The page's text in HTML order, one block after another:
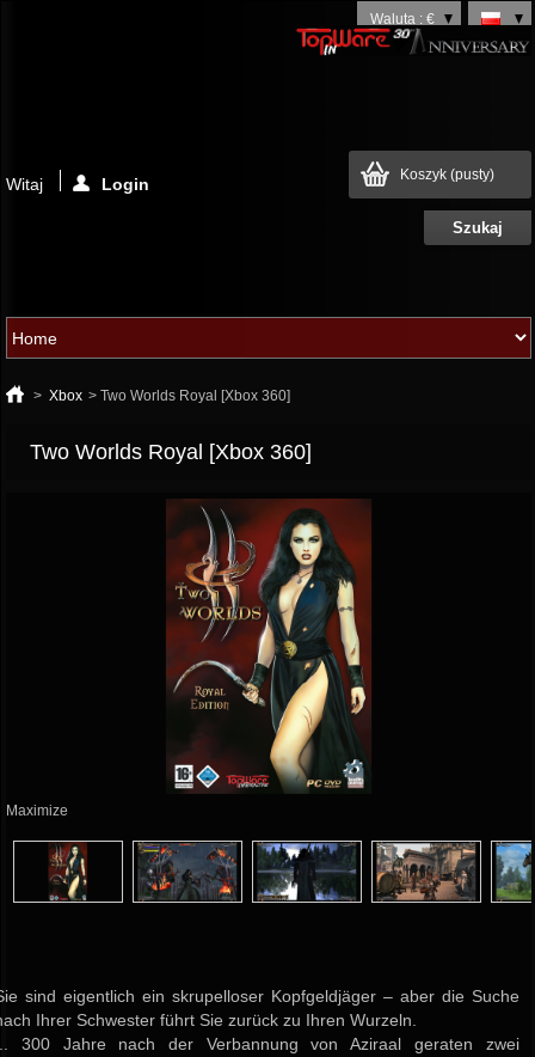
Waluta : €
Koszyk (pusty)
Witaj Login
> Xbox > Two Worlds Royal [Xbox 360]
Two Worlds Royal [Xbox 360]
Maximize
sind eigentlich ein skrupelloser Kopfgeldjäger – aber die Suche
Ihrer Schwester führt Sie zurück zu Ihren Wurzeln.
300 Jahre nach der Verbannung von Aziraal geraten zwei